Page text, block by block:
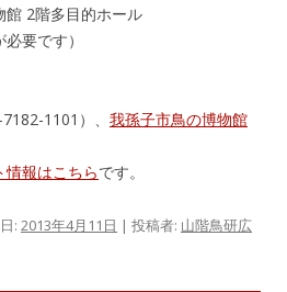
館 2階多目的ホール
要です）
1101）、 我孫子市鳥の博物館
情報はこちらです。
: 2013年4月11日 | 投稿者: 山階鳥研広